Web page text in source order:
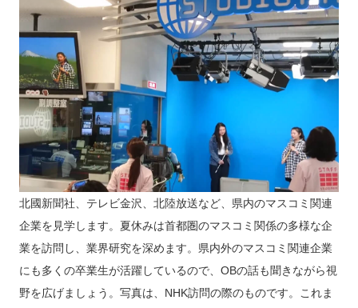
北國新聞社、テレビ金沢、北陸放送など、県内のマスコミ関連
企業を見学します。夏休みは首都圏のマスコミ関係の多様な企
業を訪問し、業界研究を深めます。県内外のマスコミ関連企業
にも多くの卒業生が活躍しているので、OBの話も聞きながら視
野を広げましょう。写真は、NHK訪問の際のものです。これま